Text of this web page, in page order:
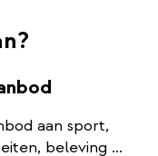
aan sport,
beleving ...